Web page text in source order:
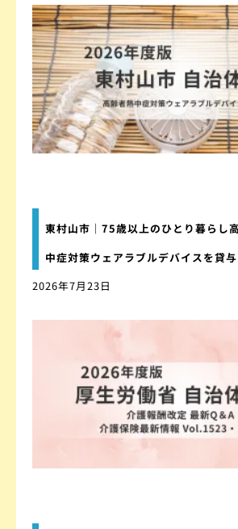
東村山市｜75歳以上のひとり暮らし
中症対策ウェアラブルデバイスを貸与
2026年7月23日